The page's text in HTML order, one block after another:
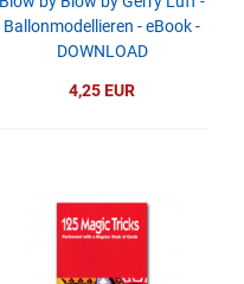
Ballonmodellieren - eBook -
DOWNLOAD
4,25 EUR